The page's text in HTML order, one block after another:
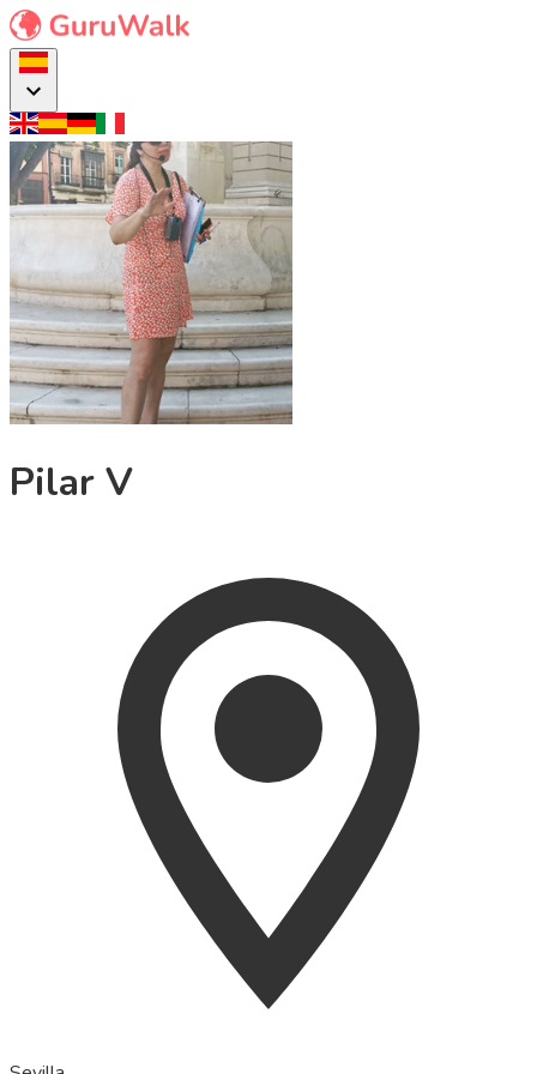
Pilar V